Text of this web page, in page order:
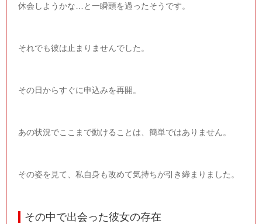
休会しようかな…と一瞬頭を過ったそうです。
それでも彼は止まりませんでした。
その日からすぐに申込みを再開。
あの状況でここまで動けることは、簡単ではありません。
その姿を見て、私自身も改めて気持ちが引き締まりました。
その中で出会った彼女の存在